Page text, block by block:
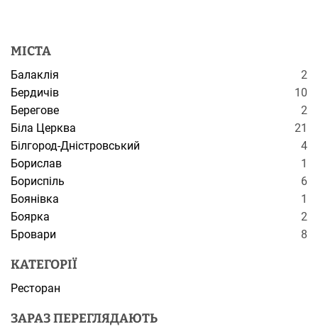
МІСТА
Балаклія
2
Бердичів
10
Берегове
2
Біла Церква
21
Білгород-Дністровський
4
Борислав
1
Бориспіль
6
Боянівка
1
Боярка
2
Бровари
8
КАТЕГОРІЇ
Ресторан
ЗАРАЗ ПЕРЕГЛЯДАЮТЬ